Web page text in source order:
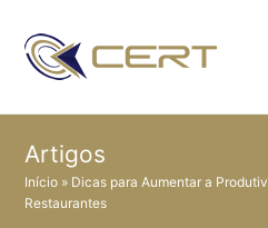
Artigos
Início » Dicas para Aumentar a
Restaurantes